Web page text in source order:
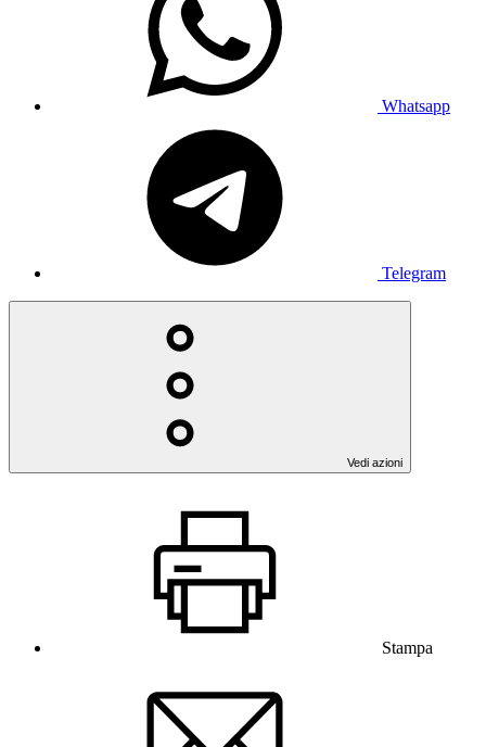
Whatsapp
Telegram
Vedi azioni
Stampa